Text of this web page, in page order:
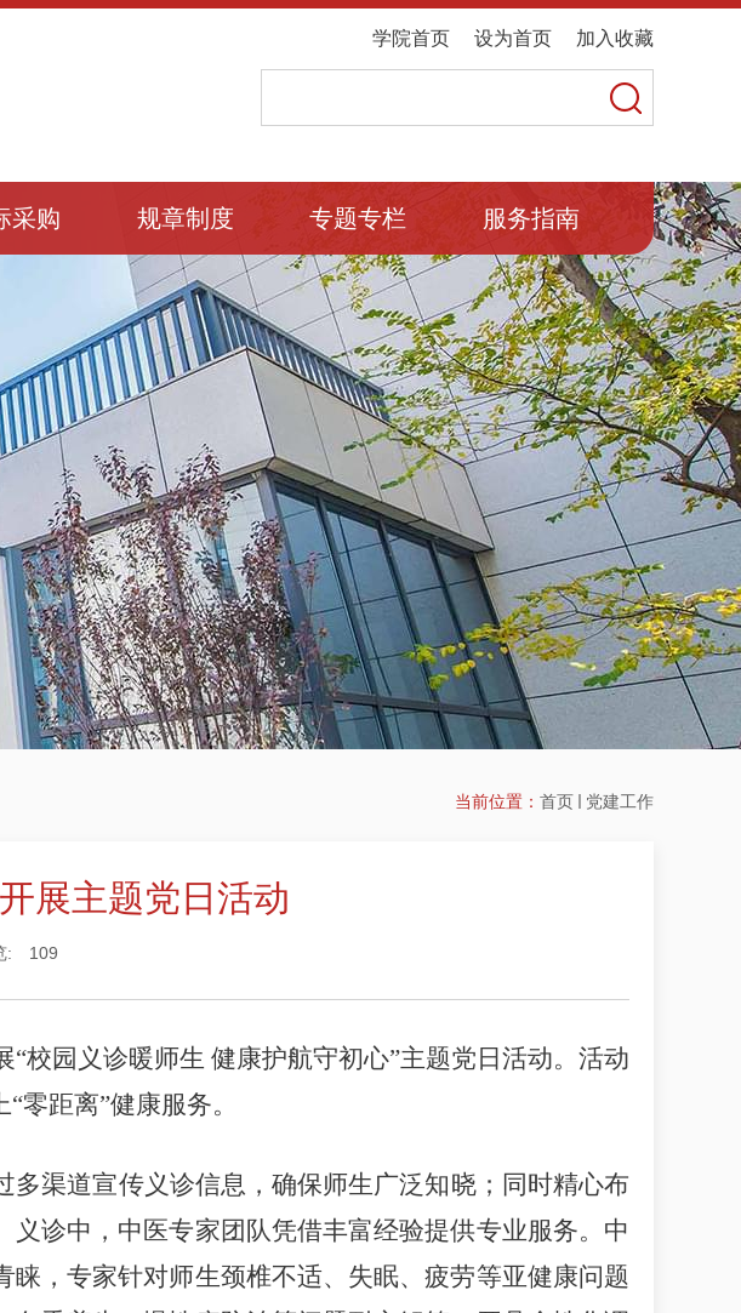
学院首页 设为首页 加入收藏
采购 规章制度 专题专栏 服务指南
当前位置： 首页 党建工作
展主题党日活动
: 109
校园义诊暖师生 健康护航守初心”主题党日活动。活动
距离”健康服务。
渠道宣传义诊信息，确保师生广泛知晓；同时精心布
诊中，中医专家团队凭借丰富经验提供专业服务。中
，专家针对师生颈椎不适、失眠、疲劳等亚健康问题